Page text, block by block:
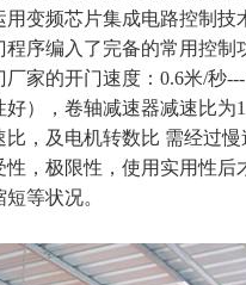
变频芯片集成电路控制
序编入了完备的常用控
家的开门速度：0.6米/秒
），卷轴减速器减速比为
，及电机转数比 需经过
，极限性，使用实用性
等状况。